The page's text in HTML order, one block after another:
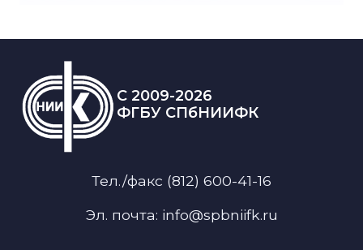
C 2009-2026
ФГБУ СПбНИИФК
Тел./факс (812) 600-41-16
Эл. почта: info@spbniifk.ru